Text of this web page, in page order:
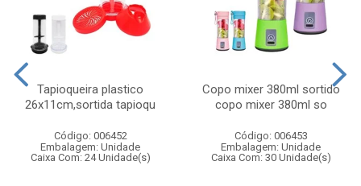
Tapioqueira plastico
26x11cm,sortida tapioqu
Código: 006452
Embalagem: Unidade
Caixa Com: 24 Unidade(s)
Copo mixer 380ml sortido
copo mixer 380ml so
Código: 006453
Embalagem: Unidade
Caixa Com: 30 Unidade(s)